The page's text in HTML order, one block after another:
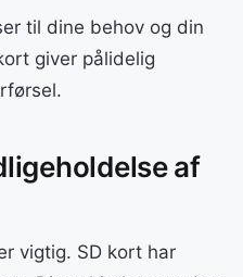
til dine behov og din
giver pålidelig
af
vigtig. SD kort har